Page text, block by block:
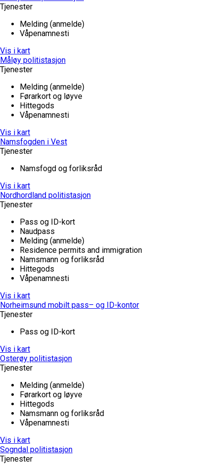
Tjenester
Melding (anmelde)
Våpenamnesti
Vis i kart
Måløy politistasjon
Tjenester
Melding (anmelde)
Førarkort og løyve
Hittegods
Våpenamnesti
Vis i kart
Namsfogden i Vest
Tjenester
Namsfogd og forliksråd
Vis i kart
Nordhordland politistasjon
Tjenester
Pass og ID-kort
Naudpass
Melding (anmelde)
Residence permits and immigration
Namsmann og forliksråd
Hittegods
Våpenamnesti
Vis i kart
Norheimsund mobilt pass– og ID-kontor
Tjenester
Pass og ID-kort
Vis i kart
Osterøy politistasjon
Tjenester
Melding (anmelde)
Førarkort og løyve
Hittegods
Namsmann og forliksråd
Våpenamnesti
Vis i kart
Sogndal politistasjon
Tjenester